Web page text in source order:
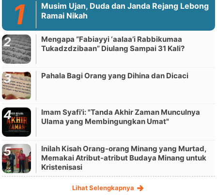
Musim Ujan, Duda dan Janda Rejang Lebong
Ramai Nikah
Mengapa “Fabiayyi ‘aalaa’i Rabbikumaa
Tukadzdzibaan” Diulang Sampai 31 Kali?
Pahala Bagi Orang yang Dihina dan Dicaci
Imam Syafi'i: "Tanda Akhir Zaman Munculnya
Ulama yang Membingungkan Umat"
Inilah Kisah Orang-orang Minang yang Murtad,
Memakai Atribut-atribut Budaya Minang untuk
Kristenisasi
Lihat Selengkapnya